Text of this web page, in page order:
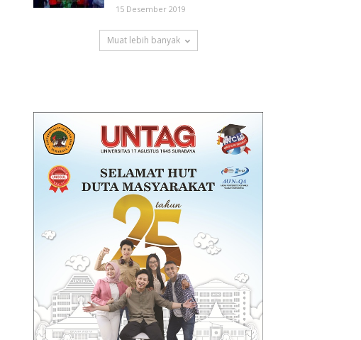
15 Desember 2019
Muat lebih banyak